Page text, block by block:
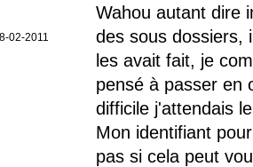
02-2011
Wahou autant dire
des sous dossiers,
les avait fait, je
pensé à passer en
difficile j'attendais
Mon identifiant
pas si cela peut